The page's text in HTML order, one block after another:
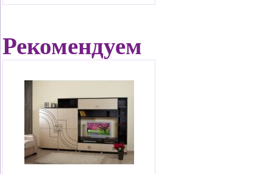
Рекомендуем